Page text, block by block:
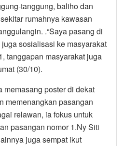
tanggung, baliho dan
rumahnya kawasan
.“Saya pasang di
sosialisasi ke masyarakat
tanggapan masyarakat juga
(30/10).
memasang poster di dekat
memenangkan pasangan
relawan, ia fokus untuk
pasangan nomor 1.Ny Siti
juga sempat ikut